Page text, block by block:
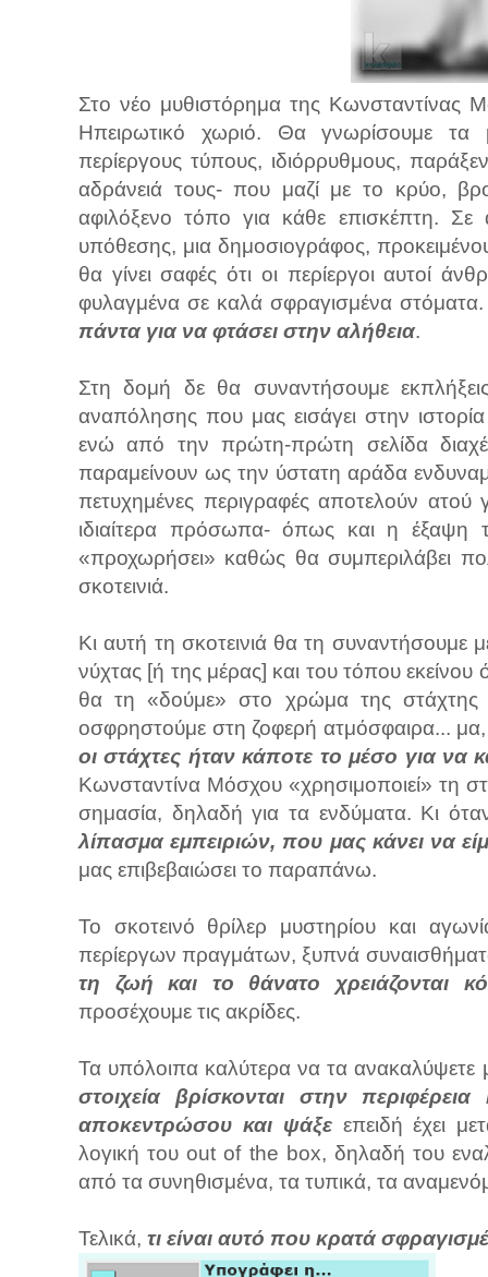
Στο νέο μυθιστόρημα της Κωνσταντίνας
Ηπειρωτικό χωριό. Θα γνωρίσουμε τα
περίεργους τύπους, ιδιόρρυθμους,
αδράνειά τους- που μαζί με το κρύο,
αφιλόξενο τόπο για κάθε επισκέπτη.
υπόθεσης, μια δημοσιογράφος,
θα γίνει σαφές ότι οι περίεργοι αυτοί
φυλαγμένα σε καλά σφραγισμένα
πάντα για να φτάσει στην αλήθεια.
Στη δομή δε θα συναντήσουμε
αναπόλησης που μας εισάγει στην
ενώ από την πρώτη-πρώτη σελίδα
παραμείνουν ως την ύστατη αράδα
πετυχημένες περιγραφές αποτελούν ατού
ιδιαίτερα πρόσωπα- όπως και η έξαψη
«προχωρήσει» καθώς θα συμπεριλάβει
σκοτεινιά.
Κι αυτή τη σκοτεινιά θα τη
νύχτας [ή της μέρας] και του τόπου
θα τη «δούμε» στο χρώμα της στάχτης
οσφρηστούμε στη ζοφερή ατμόσφαιρα...
οι στάχτες ήταν κάποτε το μέσο για να
Κωνσταντίνα Μόσχου «χρησιμοποιεί» τη
σημασία, δηλαδή για τα ενδύματα. Κι
λίπασμα εμπειριών, που μας κάνει να
μας επιβεβαιώσει το παραπάνω.
Το σκοτεινό θρίλερ μυστηρίου και
περίεργων πραγμάτων, ξυπνά
τη ζωή και το θάνατο χρειάζονται
προσέχουμε τις ακρίδες.
Τα υπόλοιπα καλύτερα να τα
στοιχεία βρίσκονται στην
αποκεντρώσου και ψάξεεπειδή έχει
λογική του out of the box, δηλαδή του
από τα συνηθισμένα, τα τυπικά, τα
Τελικά, τι είναι αυτό που κρατά